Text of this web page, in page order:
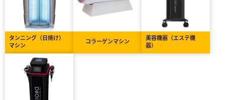
タンニング（日焼け）
マシン
コラーゲンマシン
美容機器（エステ機
器）